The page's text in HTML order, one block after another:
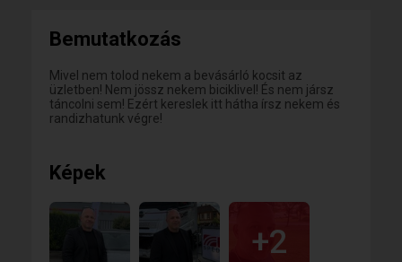
Bemutatkozás
Mivel nem tolod nekem a bevásárló kocsit az
üzletben! Nem jössz nekem biciklivel! És nem jársz
táncolni sem! Ezért kereslek itt hátha írsz nekem és
randizhatunk végre!
Képek
+2